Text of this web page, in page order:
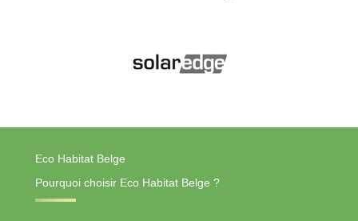
Eco Habitat Belge
Pourquoi choisir Eco Habitat Belge ?